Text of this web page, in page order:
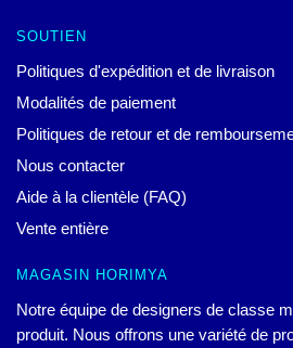
SOUTIEN
Politiques d'expédition et de livraison
Modalités de paiement
Politiques de retour et de
Nous contacter
Aide à la clientèle (FAQ)
Vente entière
MAGASIN HORIMYA
Notre équipe de designers de classe
produit. Nous offrons une variété de